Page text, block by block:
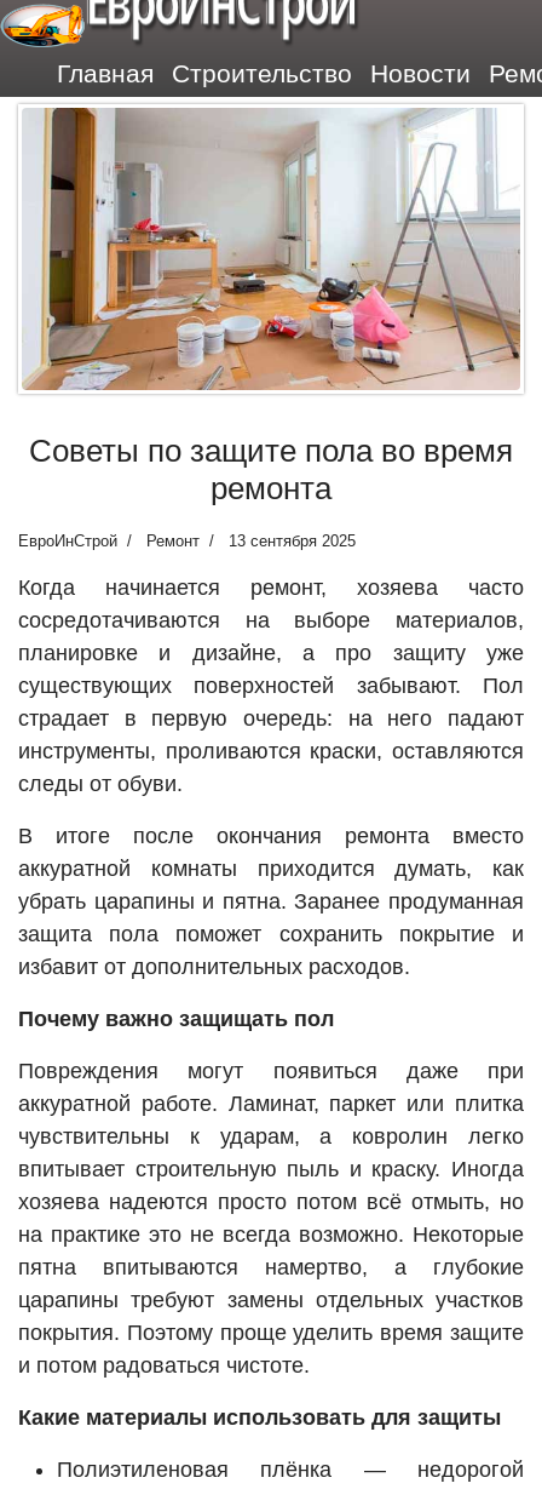
Главная Строительство Новости
Советы по защите пола во время
ремонта
ЕвроИнСтрой Ремонт 13 сентября 2025
Когда начинается ремонт, хозяева часто
сосредотачиваются на выборе материалов,
планировке и дизайне, а про защиту уже
существующих поверхностей забывают. Пол
страдает в первую очередь: на него падают
инструменты, проливаются краски, оставляются
следы от обуви.
В итоге после окончания ремонта вместо
аккуратной комнаты приходится думать, как
убрать царапины и пятна. Заранее продуманная
защита пола поможет сохранить покрытие и
избавит от дополнительных расходов.
Почему важно защищать пол
Повреждения могут появиться даже при
аккуратной работе. Ламинат, паркет или плитка
чувствительны к ударам, а ковролин легко
впитывает строительную пыль и краску. Иногда
хозяева надеются просто потом всё отмыть, но
на практике это не всегда возможно. Некоторые
пятна впитываются намертво, а глубокие
царапины требуют замены отдельных участков
покрытия. Поэтому проще уделить время защите
и потом радоваться чистоте.
Какие материалы использовать для защиты
Полиэтиленовая плёнка — недорогой